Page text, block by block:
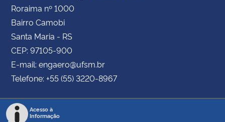
Roraima nº 1000
Bairro Camobi
Santa Maria - RS
CEP: 97105-900
E-mail: engaero@ufsm.br
Telefone: +55 (55) 3220-8967
Acesso à
Informação